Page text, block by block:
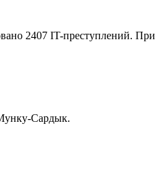
2407 IT-преступлений.
Сардык.